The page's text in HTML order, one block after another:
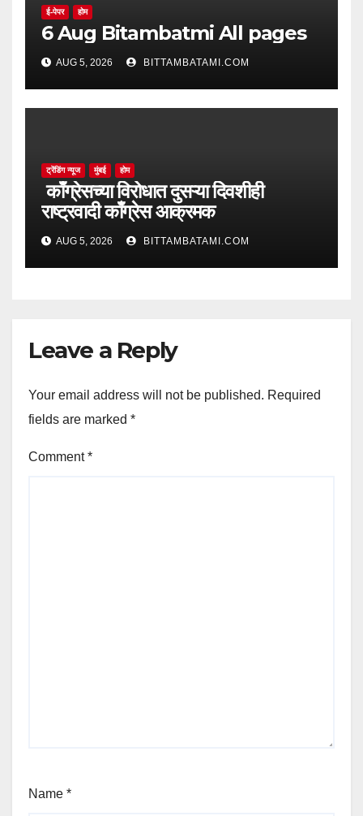
ई-पेपर होम
6 Aug Bitambatmi All pages
AUG 5, 2026 BITTAMBATAMI.COM
ट्रेंडिंग न्यूज मुंबई होम
काँग्रेसच्या विरोधात दुसऱ्या दिवशीही
राष्ट्रवादी काँग्रेस आक्रमक
AUG 5, 2026 BITTAMBATAMI.COM
Leave a Reply
Your email address will not be published. Required
fields are marked *
Comment*
Name *